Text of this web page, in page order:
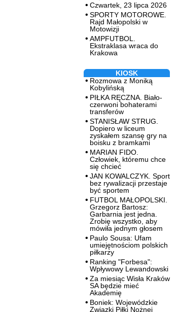
Czwartek, 23 lipca 2026
SPORTY MOTOROWE.
Rajd Małopolski w
Motowizji
AMPFUTBOL.
Ekstraklasa wraca do
Krakowa
KIOSK
Rozmowa z Moniką
Kobylińską
PIŁKA RĘCZNA. Biało-
czerwoni bohaterami
transferów
STANISŁAW STRUG.
Dopiero w liceum
zyskałem szansę gry na
boisku z bramkami
MARIAN FIDO.
Człowiek, któremu chce
się chcieć
JAN KOWALCZYK. Sport
bez rywalizacji przestaje
być sportem
FUTBOL MAŁOPOLSKI.
Grzegorz Bartosz:
Garbarnia jest jedna.
Zrobię wszystko, aby
mówiła jednym głosem
Paulo Sousa: Ufam
umiejętnościom polskich
piłkarzy
Ranking "Forbesa":
Wpływowy Lewandowski
Za miesiąc Wisła Kraków
SA będzie mieć
Akademię
Boniek: Wojewódzkie
Związki Piłki Nożnej